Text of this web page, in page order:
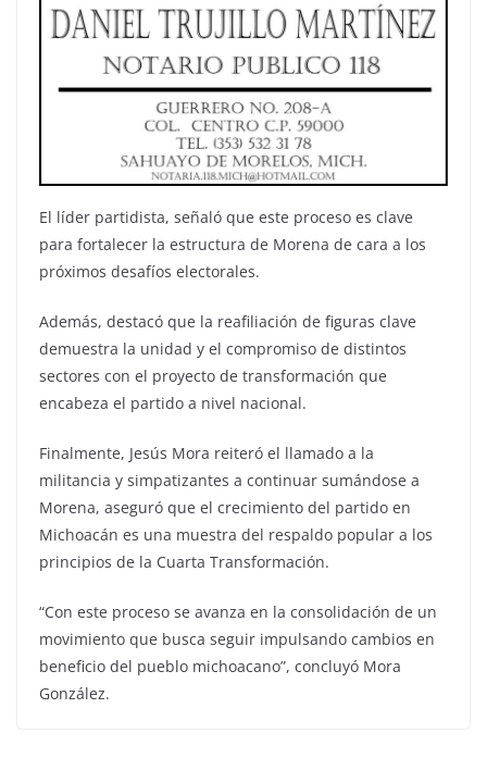
El líder partidista, señaló que este proceso es clave
para fortalecer la estructura de Morena de cara a los
próximos desafíos electorales.
Además, destacó que la reafiliación de figuras clave
demuestra la unidad y el compromiso de distintos
sectores con el proyecto de transformación que
encabeza el partido a nivel nacional.
Finalmente, Jesús Mora reiteró el llamado a la
militancia y simpatizantes a continuar sumándose a
Morena, aseguró que el crecimiento del partido en
Michoacán es una muestra del respaldo popular a los
principios de la Cuarta Transformación.
“Con este proceso se avanza en la consolidación de un
movimiento que busca seguir impulsando cambios en
beneficio del pueblo michoacano”, concluyó Mora
González.